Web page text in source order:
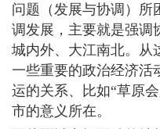
问题（发展与协调）所
调发展，主要就是强调
城内外、大江南北。从
一些重要的政治经济活
运的关系、比如“草原
市的意义所在。